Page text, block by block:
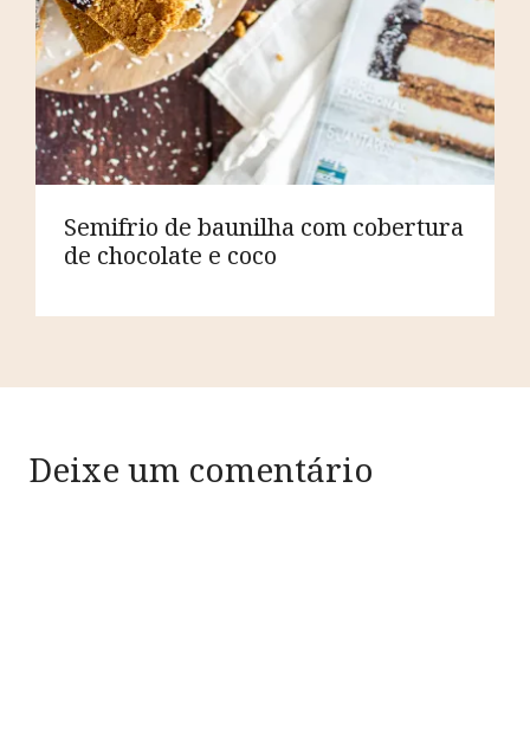
Semifrio de baunilha com cobertura
de chocolate e coco
Deixe um comentário